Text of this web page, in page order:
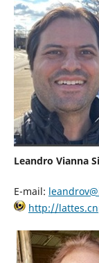
Leandro Vianna
E-mail:
http://